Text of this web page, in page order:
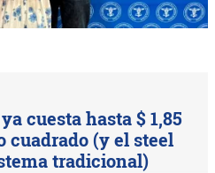
cuesta hasta $ 1,85
cuadrado (y el steel
tradicional)